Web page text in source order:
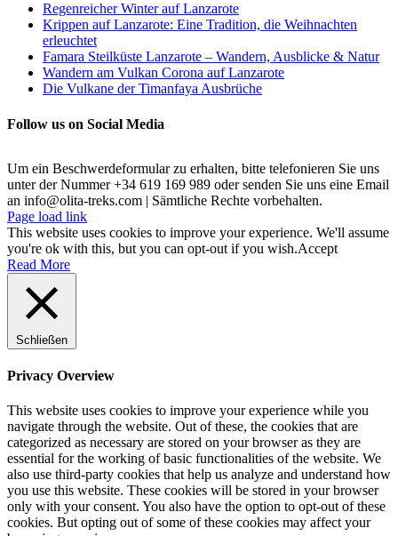
Regenreicher Winter auf Lanzarote
Krippen auf Lanzarote: Eine Tradition, die Weihnachten
erleuchtet
Famara Steilküste Lanzarote – Wandern, Ausblicke & Natur
Wandern am Vulkan Corona auf Lanzarote
Die Vulkane der Timanfaya Ausbrüche
Follow us on Social Media
Um ein Beschwerdeformular zu erhalten, bitte telefonieren Sie uns
unter der Nummer +34 619 169 989 oder senden Sie uns eine Email
an info@olita-treks.com | Sämtliche Rechte vorbehalten.
Page load link
This website uses cookies to improve your experience. We'll assume
you're ok with this, but you can opt-out if you wish.Accept
Read More
Schließen
Privacy Overview
This website uses cookies to improve your experience while you
navigate through the website. Out of these, the cookies that are
categorized as necessary are stored on your browser as they are
essential for the working of basic functionalities of the website. We
also use third-party cookies that help us analyze and understand how
you use this website. These cookies will be stored in your browser
only with your consent. You also have the option to opt-out of these
cookies. But opting out of some of these cookies may affect your